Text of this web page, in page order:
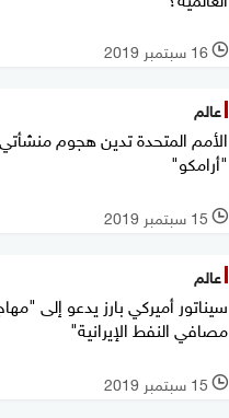
l 16 سبتمبر 2019
عالم
الأمم المتحدة تدين هجوم منشأتي
"أرامكو"
l 15 سبتمبر 2019
عالم
سيناتور أميركي بارز يدعو إلى
مصافي النفط الإيرانية"
l 15 سبتمبر 2019